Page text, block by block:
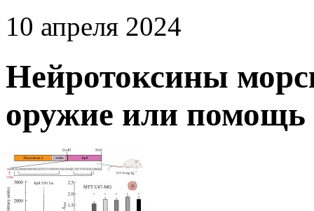
10 апреля 2024
Нейротоксины
оружие или помощь